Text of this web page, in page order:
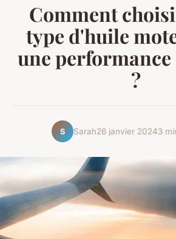
Comment
type d'huile
une
?
S Sarah26 janvier 20243